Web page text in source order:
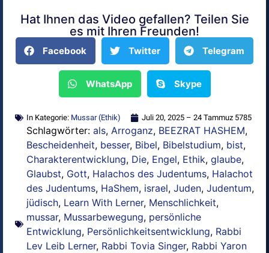
Alternative:
Hat Ihnen das Video gefallen? Teilen Sie
es mit Ihren Freunden!
Facebook Twitter Telegram
WhatsApp Skype
In Kategorie: Mussar (Ethik) Juli 20, 2025 – 24 Tammuz 5785
Schlagwörter: als, Arroganz, BEEZRAT HASHEM,
Bescheidenheit, besser, Bibel, Bibelstudium, bist,
Charakterentwicklung, Die, Engel, Ethik, glaube,
Glaubst, Gott, Halachos des Judentums, Halachot
des Judentums, HaShem, israel, Juden, Judentum,
jüdisch, Learn With Lerner, Menschlichkeit,
mussar, Mussarbewegung, persönliche
Entwicklung, Persönlichkeitsentwicklung, Rabbi
Lev Leib Lerner, Rabbi Tovia Singer, Rabbi Yaron